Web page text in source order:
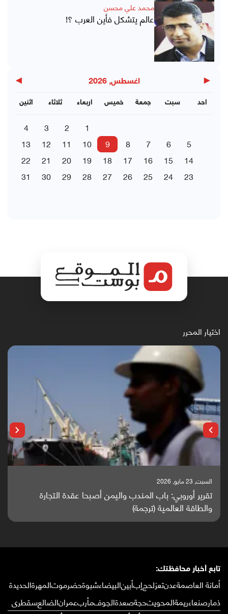
محمد علي محسن
عالم يتشكل فأين العرب ؟!
◀ اغسطس, 2026 ▶
اثنين ثلاثاء اربعاء خميس جمعة سبت احد
1
2
3
4
5
6
7
8
9
10
11
12
13
14
15
16
17
18
19
20
21
22
23
24
25
26
27
28
29
30
31
اختيار المحرر
السبت, 23 مايو, 2026
تقرير أوروبي: باب المندب واليمن أصبحا عقدة التجارة
والطاقة العالمية (ترجمة)
تابع أخبار محافظتك:
أمانة العاصمةعدنتعزلحجإبأبينالبيضاءشبوةحضرموتالمهرةالحديدة
ذمارصنعاءريمةالمحويتحجةصعدةالجوفمأربعمرانالضالعسقطرى